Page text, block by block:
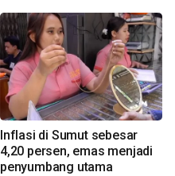
Inflasi di Sumut sebesar
4,20 persen, emas menjadi
penyumbang utama